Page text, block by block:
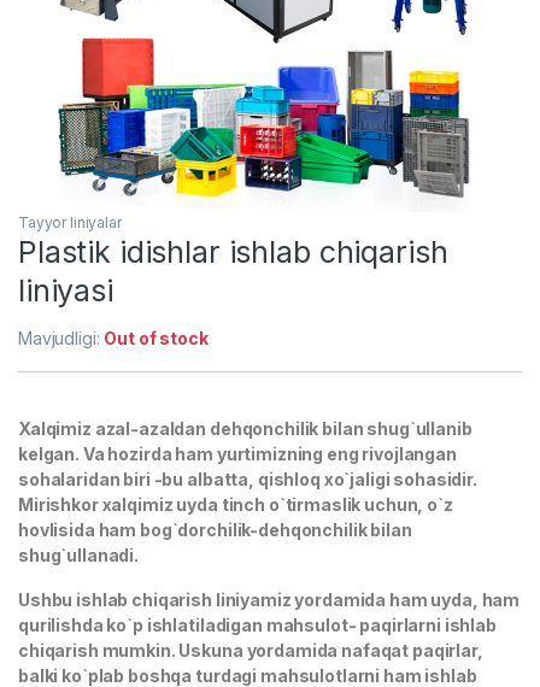
Tayyor liniyalar
Plastik idishlar ishlab chiqarish
liniyasi
Mavjudligi: Out of stock
Xalqimiz azal-azaldan dehqonchilik bilan shug`ullanib
kelgan. Va hozirda ham yurtimizning eng rivojlangan
sohalaridan biri -bu albatta, qishloq xo`jaligi sohasidir.
Mirishkor xalqimiz uyda tinch o`tirmaslik uchun, o`z
hovlisida ham bog`dorchilik-dehqonchilik bilan
shug`ullanadi.
Ushbu ishlab chiqarish liniyamiz yordamida ham uyda, ham
qurilishda ko`p ishlatiladigan mahsulot- paqirlarni ishlab
chiqarish mumkin. Uskuna yordamida nafaqat paqirlar,
balki ko`plab boshqa turdagi mahsulotlarni ham ishlab